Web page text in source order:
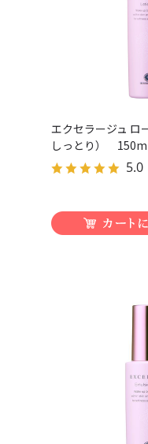
エクセラージュ ロ
しっとり）
5.0